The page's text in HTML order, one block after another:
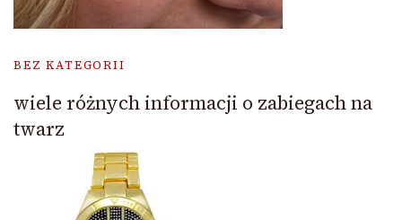
BEZ KATEGORII
wiele różnych informacji o zabiegach na
twarz